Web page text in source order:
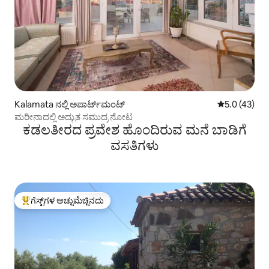
Kalamata ನಲ್ಲಿ ಅಪಾರ್ಟ್‌ಮಂಟ್ 5 ರಲ್ಲಿ 5.0
5.0 (43)
ಮರೀನಾದಲ್ಲಿ ಅದ್ಭುತ ಸಮುದ್ರ ನೋಟ
ಕಡಲತೀರದ ಪ್ರವೇಶ ಹೊಂದಿರುವ ಮನೆ ಬಾಡಿಗೆ
ವಸತಿಗಳು
ಗೆಸ್ಟ್‌ಗಳಿಗೆ ಅತಿ ಹೆಚ್ಚು ಅಚ್ಚುಮೆಚ್ಚಿನದು
ಗೆಸ್ಟ್‌ಗಳ ಅಚ್ಚುಮೆಚ್ಚಿನದು